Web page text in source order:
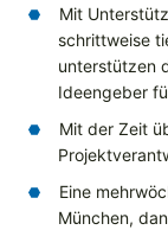
Mit
schrittweise
unterstützen
Ideengeber
Mit der Zeit
Eine
München,